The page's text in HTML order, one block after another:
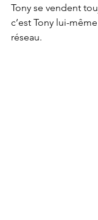
Tony se vendent
c’est Tony lui-
réseau.